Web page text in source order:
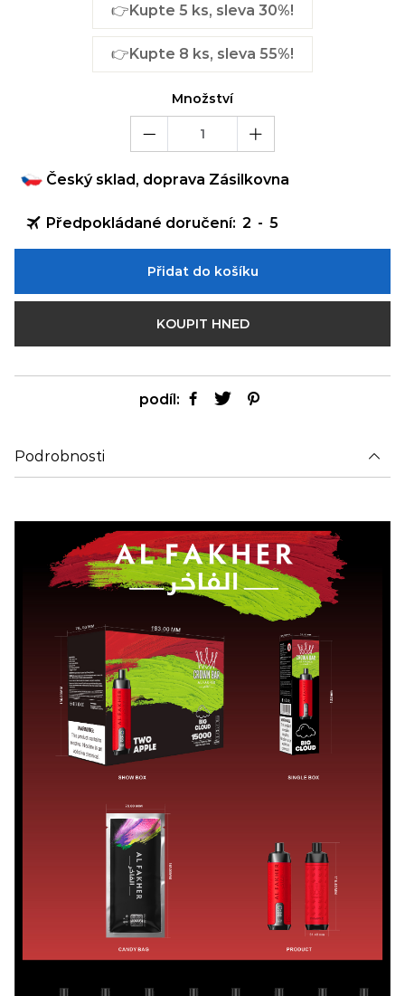
👉Kupte 5 ks, sleva 30%!
👉Kupte 8 ks, sleva 55%!
Množství
Český sklad, doprava Zásilkovna
Předpokládané doručení: 2 - 5
Přidat do košíku
KOUPIT HNED
podíl:
Podrobnosti